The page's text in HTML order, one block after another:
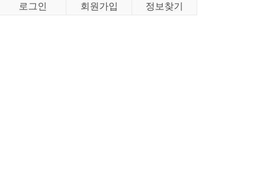
로그인
회원가입 정보찾기